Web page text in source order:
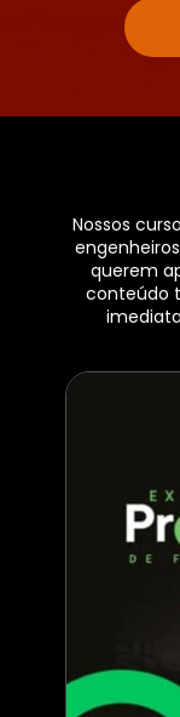
Nossos
querem
conteúdo